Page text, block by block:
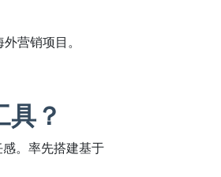
营销项目。
？
。率先搭建基于